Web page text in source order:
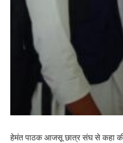
हेमंत पाठक आजसू छात्र संघ से कहा की